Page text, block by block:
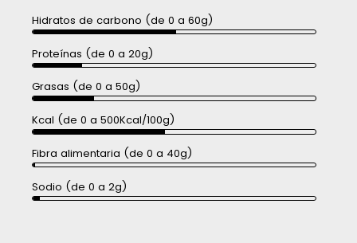
Hidratos de carbono (de 0 a 60g)
Proteínas (de 0 a 20g)
Grasas (de 0 a 50g)
Kcal (de 0 a 500Kcal/100g)
Fibra alimentaria (de 0 a 40g)
Sodio (de 0 a 2g)